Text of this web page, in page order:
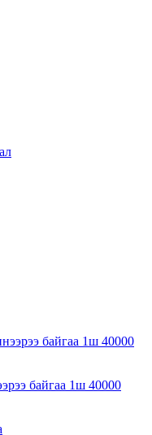
байгаа 1ш 40000